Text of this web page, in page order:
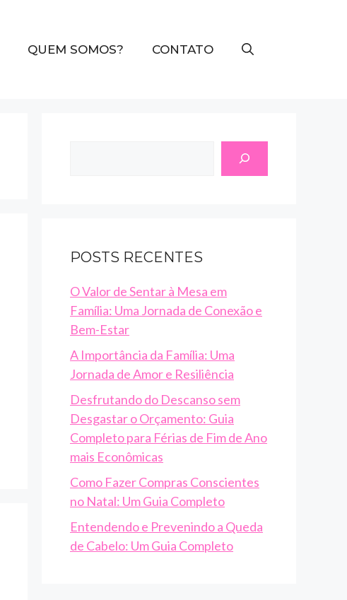
QUEM SOMOS? CONTATO
POSTS RECENTES
O Valor de Sentar à Mesa em
Família: Uma Jornada de Conexão e
Bem-Estar
A Importância da Família: Uma
Jornada de Amor e Resiliência
Desfrutando do Descanso sem
Desgastar o Orçamento: Guia
Completo para Férias de Fim de Ano
mais Econômicas
Como Fazer Compras Conscientes
no Natal: Um Guia Completo
Entendendo e Prevenindo a Queda
de Cabelo: Um Guia Completo